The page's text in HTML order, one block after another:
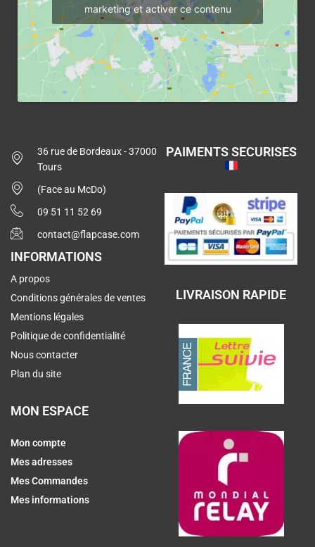
marketing et activer ce contenu
36 rue de Bordeaux - 37000
Tours
(Face au McDo)
09 51 11 52 69
contact@flapcase.com
INFORMATIONS
A propos
Conditions générales de ventes
Mentions légales
Politique de confidentialité
Nous contacter
Plan du site
MON ESPACE
Mon compte
Mes adresses
Mes Commandes
Mes informations
PAIMENTS SECURISES
LIVRAISON RAPIDE